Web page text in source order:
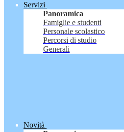
Servizi
Panoramica
Famiglie e studenti
Personale scolastico
Percorsi di studio
Generali
Novità